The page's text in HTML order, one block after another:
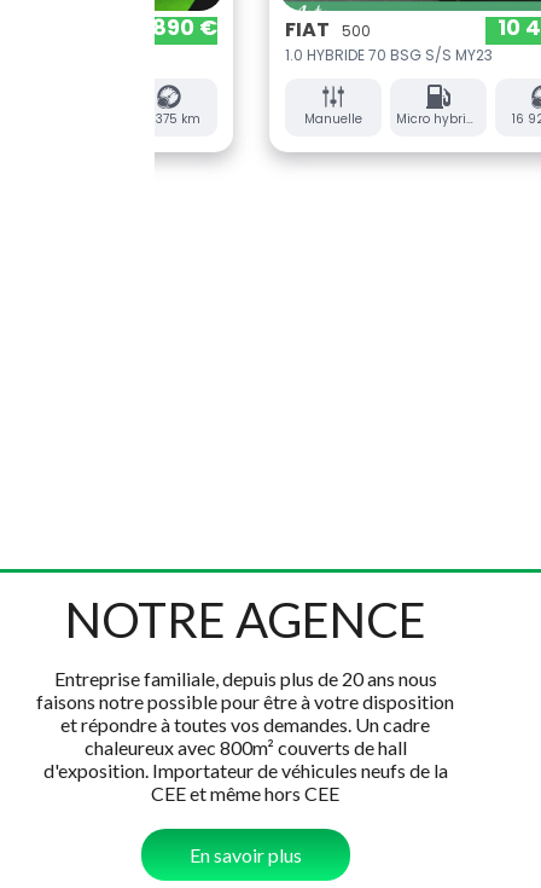
500 10 490 €
1.0 HYBRIDE 70 BSG S/S MY23
Manuelle 16 923 km
FIAT
1.2
NOTRE AGENCE
Entreprise familiale, depuis plus de 20 ans nous
faisons notre possible pour être à votre disposition
et répondre à toutes vos demandes. Un cadre
chaleureux avec 800m² couverts de hall
d'exposition. Importateur de véhicules neufs de la
CEE et même hors CEE
En savoir plus